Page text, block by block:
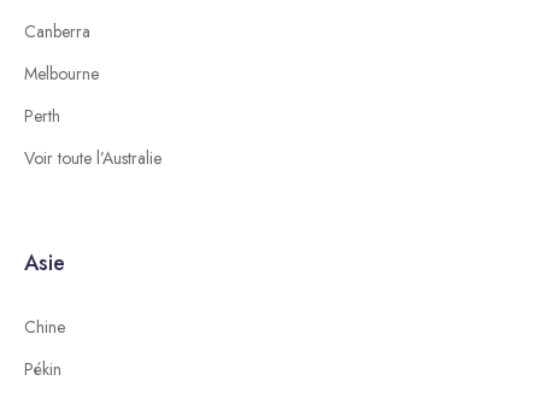
Canberra
Melbourne
Perth
Voir toute l’Australie
Asie
Chine
Pékin